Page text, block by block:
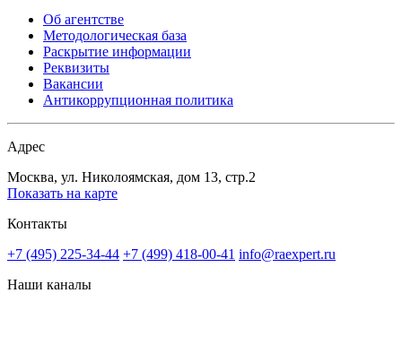
Об агентстве
Методологическая база
Раскрытие информации
Реквизиты
Вакансии
Антикоррупционная политика
Адрес
Москва, ул. Николоямская, дом 13, стр.2
Показать на карте
Контакты
+7 (495) 225-34-44 +7 (499) 418-00-41 info@raexpert.ru
Наши каналы